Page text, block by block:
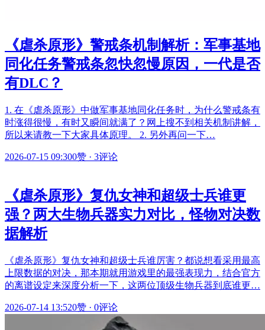
《虐杀原形》警戒条机制解析：军事基地
同化任务警戒条忽快忽慢原因，一代是否
有DLC？
1. 在《虐杀原形》中做军事基地同化任务时，为什么警戒条有
时涨得很慢，有时又瞬间就满了？网上搜不到相关机制讲解，
所以来请教一下大家具体原理。 2. 另外再问一下…
2026-07-15 09:300赞 · 3评论
《虐杀原形》复仇女神和超级士兵谁更
强？两大生物兵器实力对比，怪物对决数
据解析
《虐杀原形》复仇女神和超级士兵谁厉害？都说想看采用最高
上限数据的对决，那本期就用游戏里的最强表现力，结合官方
的离谱设定来深度分析一下，这两位顶级生物兵器到底谁更…
2026-07-14 13:520赞 · 0评论